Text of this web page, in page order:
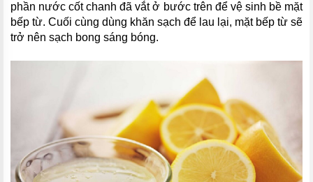
phần nước cốt chanh đã vắt ở bước trên để vệ sinh bề mặt
bếp từ. Cuối cùng dùng khăn sạch để lau lại, mặt bếp từ sẽ
trở nên sạch bong sáng bóng.